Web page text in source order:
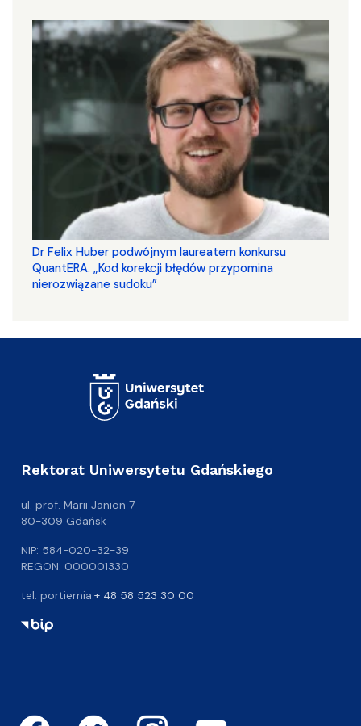
Dr Felix Huber podwójnym laureatem konkursu
QuantERA. „Kod korekcji błędów przypomina
nierozwiązane sudoku”
Rektorat Uniwersytetu Gdańskiego
ul. prof. Marii Janion 7
80-309 Gdańsk
NIP: 584-020-32-39
REGON: 000001330
tel. portiernia:+ 48 58 523 30 00